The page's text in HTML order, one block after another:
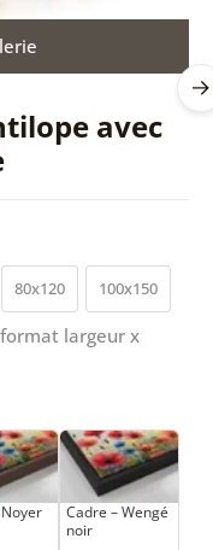
avec
80x120 100x150
largeur x
Cadre – Wengé
noir